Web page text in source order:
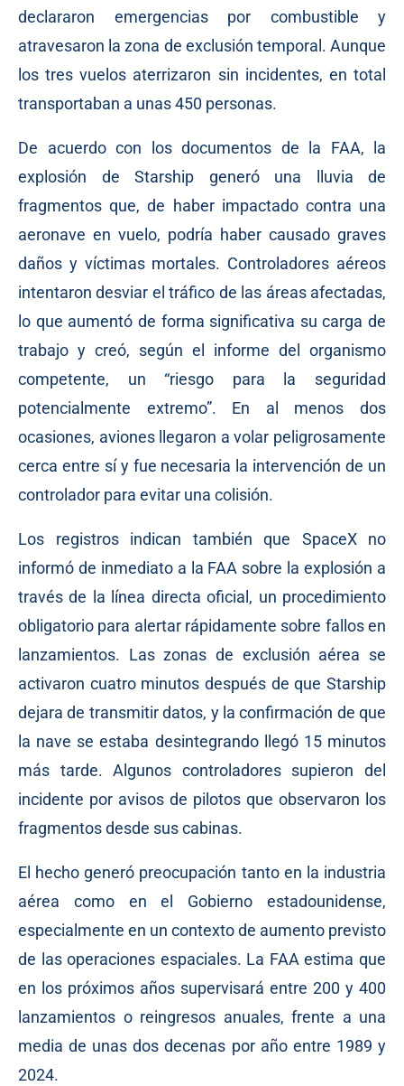
declararon emergencias por combustible y
atravesaron la zona de exclusión temporal. Aunque
los tres vuelos aterrizaron sin incidentes, en total
transportaban a unas 450 personas.
De acuerdo con los documentos de la FAA, la
explosión de Starship generó una lluvia de
fragmentos que, de haber impactado contra una
aeronave en vuelo, podría haber causado graves
daños y víctimas mortales. Controladores aéreos
intentaron desviar el tráfico de las áreas afectadas,
lo que aumentó de forma significativa su carga de
trabajo y creó, según el informe del organismo
competente, un “riesgo para la seguridad
potencialmente extremo”. En al menos dos
ocasiones, aviones llegaron a volar peligrosamente
cerca entre sí y fue necesaria la intervención de un
controlador para evitar una colisión.
Los registros indican también que SpaceX no
informó de inmediato a la FAA sobre la explosión a
través de la línea directa oficial, un procedimiento
obligatorio para alertar rápidamente sobre fallos en
lanzamientos. Las zonas de exclusión aérea se
activaron cuatro minutos después de que Starship
dejara de transmitir datos, y la confirmación de que
la nave se estaba desintegrando llegó 15 minutos
más tarde. Algunos controladores supieron del
incidente por avisos de pilotos que observaron los
fragmentos desde sus cabinas.
El hecho generó preocupación tanto en la industria
aérea como en el Gobierno estadounidense,
especialmente en un contexto de aumento previsto
de las operaciones espaciales. La FAA estima que
en los próximos años supervisará entre 200 y 400
lanzamientos o reingresos anuales, frente a una
media de unas dos decenas por año entre 1989 y
2024.